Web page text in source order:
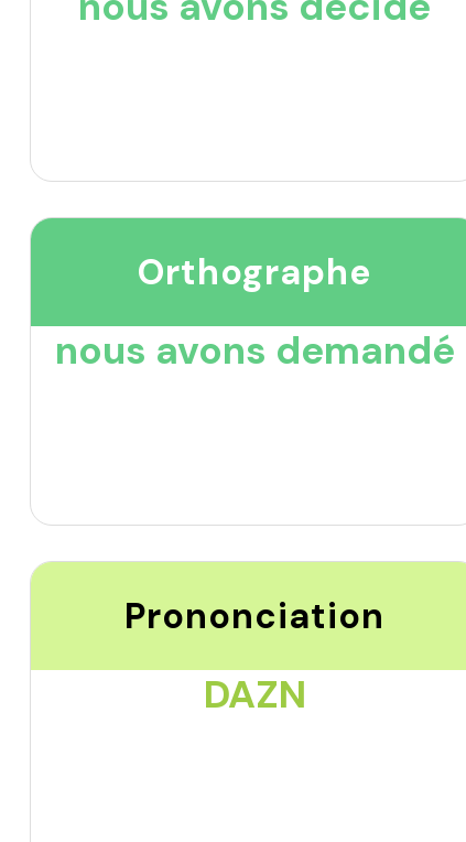
Orthographe
nous avons demandé
Prononciation
DAZN